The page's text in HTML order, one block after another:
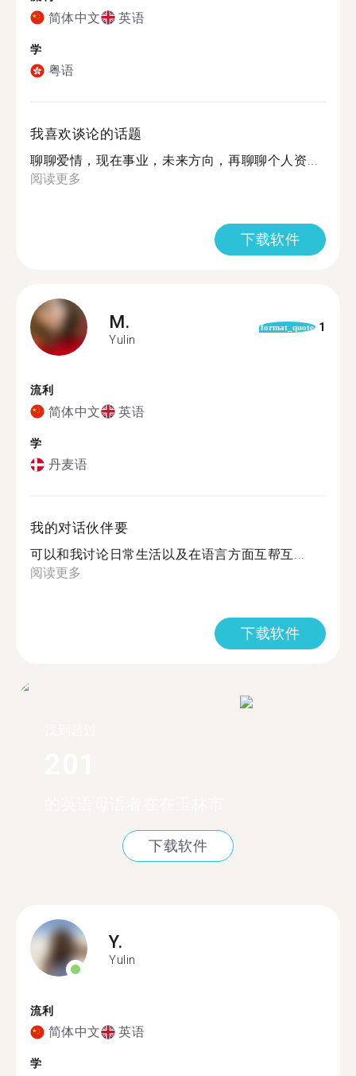
简体中文 英语
学
粤语
我喜欢谈论的话题
聊聊爱情，现在事业，未来方向，再聊聊个人资...
阅读更多
下载软件
M.
Yulin
format_quote 1
流利
简体中文 英语
学
丹麦语
我的对话伙伴要
可以和我讨论日常生活以及在语言方面互帮互...
阅读更多
下载软件
下载软件
Y.
Yulin
流利
简体中文 英语
学